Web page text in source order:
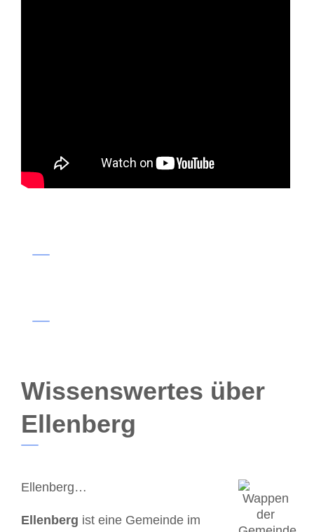
Wissenswertes über
Ellenberg
Ellenberg…
Ellenberg ist eine Gemeinde im